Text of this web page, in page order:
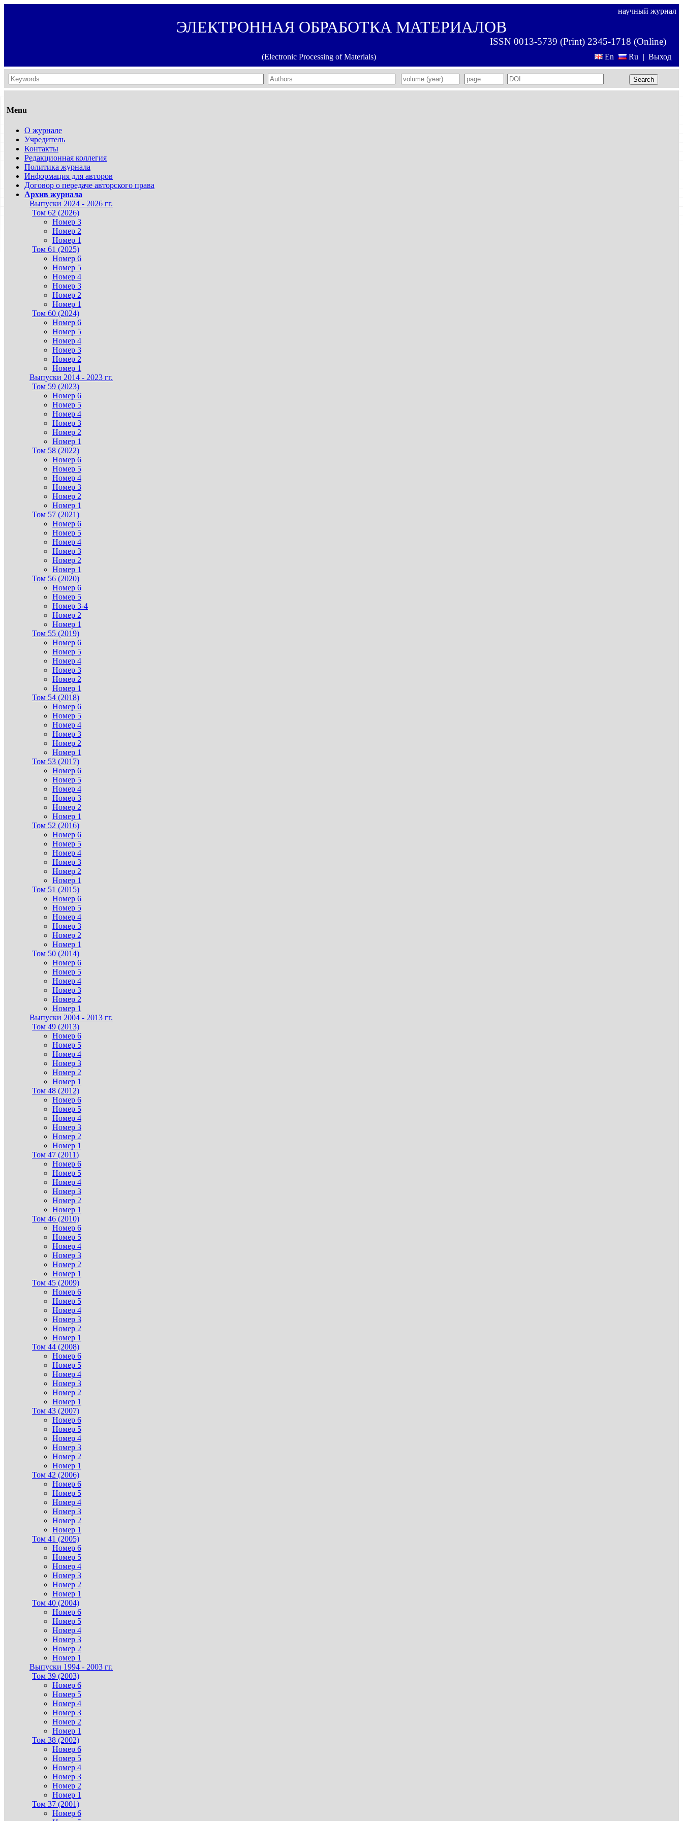
научный журнал
ЭЛЕКТРОННАЯ ОБРАБОТКА МАТЕРИАЛОВ
ISSN 0013-5739 (Print) 2345-1718 (Online)
(Electronic Processing of Materials) Выход
En Ru |
Search
Menu
О журнале
Учредитель
Контакты
Редакционная коллегия
Политика журнала
Информация для авторов
Договор о передаче авторского права
Архив журнала
Выпуски 2024 - 2026 гг.
Том 62 (2026)
Номер 3
Номер 2
Номер 1
Том 61 (2025)
Номер 6
Номер 5
Номер 4
Номер 3
Номер 2
Номер 1
Том 60 (2024)
Номер 6
Номер 5
Номер 4
Номер 3
Номер 2
Номер 1
Выпуски 2014 - 2023 гг.
Том 59 (2023)
Номер 6
Номер 5
Номер 4
Номер 3
Номер 2
Номер 1
Том 58 (2022)
Номер 6
Номер 5
Номер 4
Номер 3
Номер 2
Номер 1
Том 57 (2021)
Номер 6
Номер 5
Номер 4
Номер 3
Номер 2
Номер 1
Том 56 (2020)
Номер 6
Номер 5
Номер 3-4
Номер 2
Номер 1
Том 55 (2019)
Номер 6
Номер 5
Номер 4
Номер 3
Номер 2
Номер 1
Том 54 (2018)
Номер 6
Номер 5
Номер 4
Номер 3
Номер 2
Номер 1
Том 53 (2017)
Номер 6
Номер 5
Номер 4
Номер 3
Номер 2
Номер 1
Том 52 (2016)
Номер 6
Номер 5
Номер 4
Номер 3
Номер 2
Номер 1
Том 51 (2015)
Номер 6
Номер 5
Номер 4
Номер 3
Номер 2
Номер 1
Том 50 (2014)
Номер 6
Номер 5
Номер 4
Номер 3
Номер 2
Номер 1
Выпуски 2004 - 2013 гг.
Том 49 (2013)
Номер 6
Номер 5
Номер 4
Номер 3
Номер 2
Номер 1
Том 48 (2012)
Номер 6
Номер 5
Номер 4
Номер 3
Номер 2
Номер 1
Том 47 (2011)
Номер 6
Номер 5
Номер 4
Номер 3
Номер 2
Номер 1
Том 46 (2010)
Номер 6
Номер 5
Номер 4
Номер 3
Номер 2
Номер 1
Том 45 (2009)
Номер 6
Номер 5
Номер 4
Номер 3
Номер 2
Номер 1
Том 44 (2008)
Номер 6
Номер 5
Номер 4
Номер 3
Номер 2
Номер 1
Том 43 (2007)
Номер 6
Номер 5
Номер 4
Номер 3
Номер 2
Номер 1
Том 42 (2006)
Номер 6
Номер 5
Номер 4
Номер 3
Номер 2
Номер 1
Том 41 (2005)
Номер 6
Номер 5
Номер 4
Номер 3
Номер 2
Номер 1
Том 40 (2004)
Номер 6
Номер 5
Номер 4
Номер 3
Номер 2
Номер 1
Выпуски 1994 - 2003 гг.
Том 39 (2003)
Номер 6
Номер 5
Номер 4
Номер 3
Номер 2
Номер 1
Том 38 (2002)
Номер 6
Номер 5
Номер 4
Номер 3
Номер 2
Номер 1
Том 37 (2001)
Номер 6